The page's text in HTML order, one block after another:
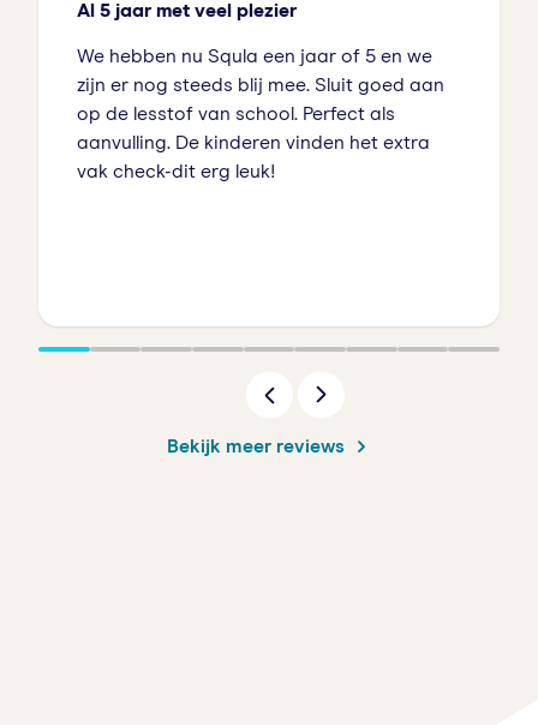
Al 5 jaar met veel plezier
We hebben nu Squla een jaar of 5 en we
zijn er nog steeds blij mee. Sluit goed aan
op de lesstof van school. Perfect als
aanvulling. De kinderen vinden het extra
vak check-dit erg leuk!
Bekijk meer reviews